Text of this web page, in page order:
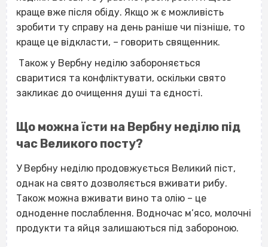
краще вже після обіду. Якщо ж є можливість
зробити ту справу на день раніше чи пізніше, то
краще це відкласти, – говорить священник.
Також у Вербну неділю забороняється
сваритися та конфліктувати, оскільки свято
закликає до очищення душі та єдності.
Що можна їсти на Вербну неділю під
час Великого посту?
У Вербну неділю продовжується Великий піст,
однак на свято дозволяється вживати рибу.
Також можна вживати вино та олію – це
одноденне послаблення. Водночас м’ясо, молочні
продукти та яйця залишаються під забороною.